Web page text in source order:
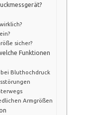
sicher?
Funktionen
Bluthochdruck
Armgrößen